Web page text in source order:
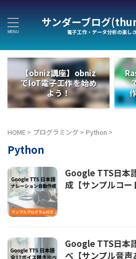
サンダーブログ
電子工作・データ分析の楽し
【obniz講座】obniz
でIoT電子工作を始め
よう！
HOME > プログラミング > Python >
Python
Google TTS日本
成【サンプルコー
Google TTS日本
べ【サンプル音声